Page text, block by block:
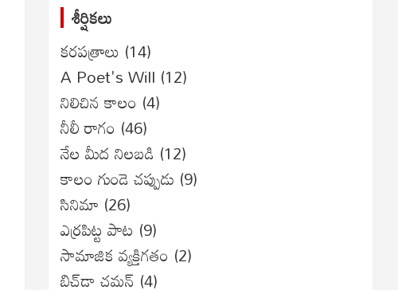
శీర్షికలు
కరపత్రాలు (14)
A Poet's Will (12)
నిలిచిన కాలం (4)
నీలీ రాగం (46)
నేల మీద నిలబడి (12)
కాలం గుండె చప్పుడు (9)
సినిమా (26)
ఎర్రపిట్ట పాట (9)
సామాజిక వ్యక్తిగతం (2)
బిచ్‌డా చమన్ (4)